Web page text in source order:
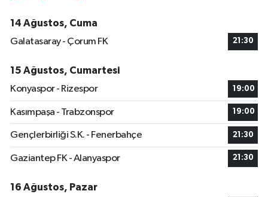
14 Ağustos, Cuma
Galatasaray - Çorum FK
21:30
15 Ağustos, Cumartesi
Konyaspor - Rizespor
19:00
Kasımpaşa - Trabzonspor 19:00
Gençlerbirliği S.K. - Fenerbahçe 21:30
Gaziantep FK - Alanyaspor 21:30
16 Ağustos, Pazar